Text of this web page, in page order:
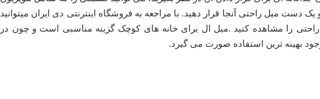
دست مبل راحتی آنجا قرار دهید. با مراجعه به فروشگاه اینترنتی دی ایران میتوانید
را مشاهده کنید .مبل ال برای خانه های کوچک گزینه مناسبی است و چون در
بهینه ترین استفاده صورت می گیرد.